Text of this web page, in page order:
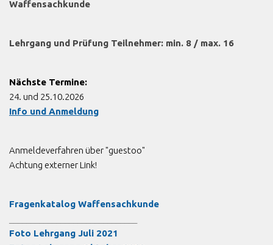
Waffensachkunde
Lehrgang und Prüfung Teilnehmer: min. 8 / max. 16
Nächste Termine:
24. und 25.10.2026
Info und Anmeldung
Anmeldeverfahren über "guestoo"
Achtung externer Link!
Fragenkatalog Waffensachkunde
Foto Lehrgang Juli 2021